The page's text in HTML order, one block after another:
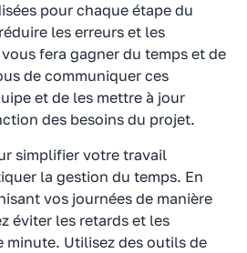
pour chaque étape du
les erreurs et les
fera gagner du temps et de
de communiquer ces
et de les mettre à jour
des besoins du projet.
simplifier votre travail
la gestion du temps. En
vos journées de manière
éviter les retards et les
minute. Utilisez des outils de